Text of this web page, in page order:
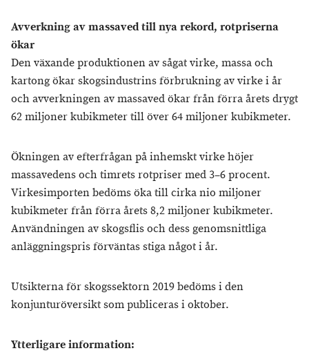
Avverkning av massaved till nya rekord, rotpriserna
ökar
Den växande produktionen av sågat virke, massa och
kartong ökar skogsindustrins förbrukning av virke i år
och avverkningen av massaved ökar från förra årets drygt
62 miljoner kubikmeter till över 64 miljoner kubikmeter.
Ökningen av efterfrågan på inhemskt virke höjer
massavedens och timrets rotpriser med 3–6 procent.
Virkesimporten bedöms öka till cirka nio miljoner
kubikmeter från förra årets 8,2 miljoner kubikmeter.
Användningen av skogsflis och dess genomsnittliga
anläggningspris förväntas stiga något i år.
Utsikterna för skogssektorn 2019 bedöms i den
konjunturöversikt som publiceras i oktober.
Ytterligare information: